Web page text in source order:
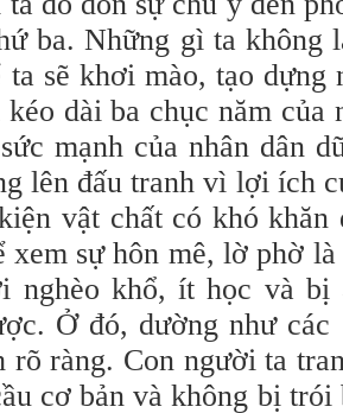
ba. Những gì ta không
ta sẽ khơi mào, tạo dựng
kéo dài ba chục năm của
mạnh của nhân dân
lên đấu tranh vì lợi ích
vật chất có khó khăn
xem sự hôn mê, lờ phờ
nghèo khổ, ít học và
Ở đó, dường như các
rõ ràng. Con người ta
cơ bản và không bị